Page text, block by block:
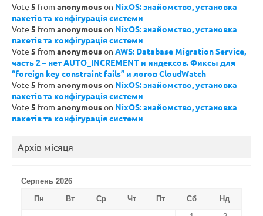
Vote 5 from anonymouson NixOS: знайомство, установка
пакетів та конфігурація системи
Vote 5 from anonymouson NixOS: знайомство, установка
пакетів та конфігурація системи
Vote 5 from anonymouson AWS: Database Migration Service,
часть 2 – нет AUTO_INCREMENT и индексов. Фиксы для
“foreign key constraint fails” и логов CloudWatch
Vote 5 from anonymouson NixOS: знайомство, установка
пакетів та конфігурація системи
Vote 5 from anonymouson NixOS: знайомство, установка
пакетів та конфігурація системи
Архів місяця
Серпень 2026
Пн
Вт Ср Чт Пт Сб
Нд